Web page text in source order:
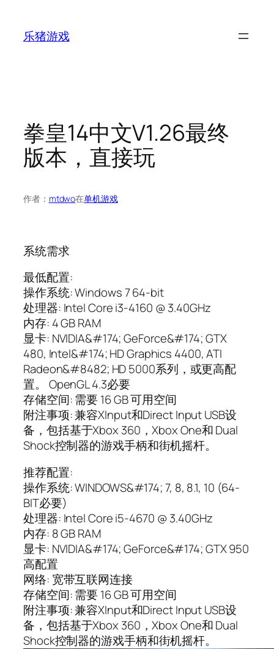
乐猪游戏
拳皇14中文V1.26最终
版本，直接玩
作者： mtdwo在单机游戏
系统需求
最低配置:
操作系统: Windows 7 64-bit
处理器: Intel Core i3-4160 @ 3.40GHz
内存: 4 GB RAM
显卡: NVIDIA&#174; GeForce&#174; GTX
480, Intel&#174; HD Graphics 4400, ATI
Radeon&#8482; HD 5000系列，或更高配
置。 OpenGL 4.3必要
存储空间: 需要 16 GB 可用空间
附注事项: 兼容XInput和Direct Input USB设
备，包括基于Xbox 360，Xbox One和 Dual
Shock控制器的游戏手柄和街机摇杆。
推荐配置:
操作系统: WINDOWS&#174; 7, 8, 8.1, 10 (64-
BIT必要)
处理器: Intel Core i5-4670 @ 3.40GHz
内存: 8 GB RAM
显卡: NVIDIA&#174; GeForce&#174; GTX 950
高配置
网络: 宽带互联网连接
存储空间: 需要 16 GB 可用空间
附注事项: 兼容XInput和Direct Input USB设
备，包括基于Xbox 360，Xbox One和 Dual
Shock控制器的游戏手柄和街机摇杆。